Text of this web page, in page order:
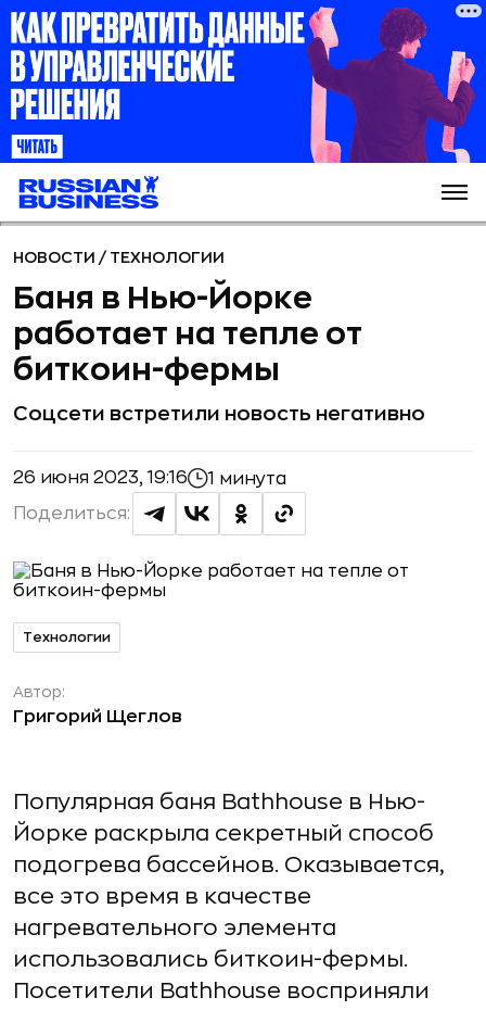
НОВОСТИ / ТЕХНОЛОГИИ
Баня в Нью-Йорке
работает на тепле от
биткоин-фермы
Соцсети встретили новость негативно
26 июня 2023, 19:16 1 минута
Поделиться:
Технологии
Автор:
Григорий Щеглов
Популярная баня Bathhouse в Нью-
Йорке раскрыла секретный способ
подогрева бассейнов. Оказывается,
все это время в качестве
нагревательного элемента
использовались биткоин-фермы.
Посетители Bathhouse восприняли